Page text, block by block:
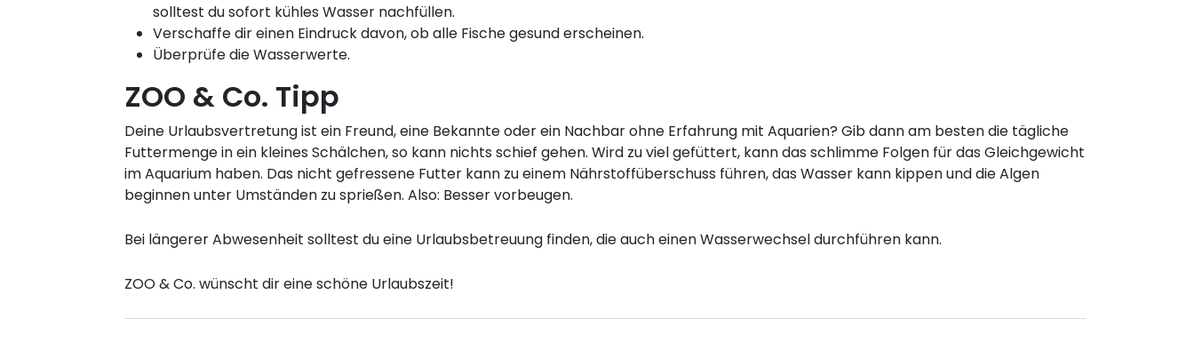
solltest du sofort kühles Wasser nachfüllen.
Verschaffe dir einen Eindruck davon, ob alle Fische gesund erscheinen.
Überprüfe die Wasserwerte.
ZOO & Co. Tipp
Deine Urlaubsvertretung ist ein Freund, eine Bekannte oder ein Nachbar ohne Erfahrung mit Aquarien? Gib dann am besten die tägliche
Futtermenge in ein kleines Schälchen, so kann nichts schief gehen. Wird zu viel gefüttert, kann das schlimme Folgen für das Gleichgewicht
im Aquarium haben. Das nicht gefressene Futter kann zu einem Nährstoffüberschuss führen, das Wasser kann kippen und die Algen
beginnen unter Umständen zu sprießen. Also: Besser vorbeugen.
Bei längerer Abwesenheit solltest du eine Urlaubsbetreuung finden, die auch einen Wasserwechsel durchführen kann.
ZOO & Co. wünscht dir eine schöne Urlaubszeit!